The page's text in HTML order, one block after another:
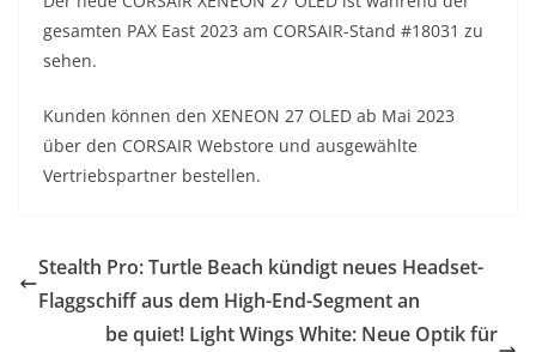
gesamten PAX East 2023 am CORSAIR-Stand #18031 zu
sehen.
Kunden können den XENEON 27 OLED ab Mai 2023
über den CORSAIR Webstore und ausgewählte
Vertriebspartner bestellen.
Stealth Pro: Turtle Beach kündigt neues Headset-
Flaggschiff aus dem High-End-Segment an
be quiet! Light Wings White: Neue Optik für